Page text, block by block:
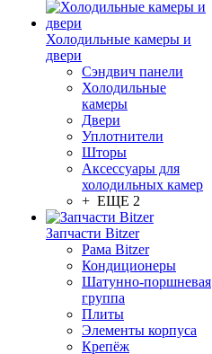
Холодильные камеры и
двери
Сэндвич панели
Холодильные
камеры
Двери
Уплотнители
Шторы
Аксессуары для
холодильных камер
+ ЕЩЕ 2
Запчасти Bitzer
Рама Bitzer
Кондиционеры
Шатунно-поршневая
группа
Плиты
Элементы корпуса
Крепёж